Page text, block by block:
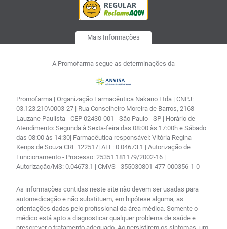
Mais Informações
A Promofarma segue as determinações da
Promofarma | Organização Farmacêutica Nakano Ltda | CNPJ:
03.123.210\0003-27 | Rua Conselheiro Moreira de Barros, 2168 -
Lauzane Paulista - CEP 02430-001 - São Paulo - SP | Horário de
Atendimento: Segunda à Sexta-feira das 08:00 às 17:00h e Sábado
das 08:00 às 14:30| Farmacêutica responsável: Vitória Regina
Kenps de Souza CRF 122517| AFE: 0.04673.1 | Autorização de
Funcionamento - Processo: 25351.181179/2002-16 |
Autorização/MS: 0.04673.1 | CMVS - 355030801-477-000356-1-0
As informações contidas neste site não devem ser usadas para
automedicação e não substituem, em hipótese alguma, as
orientações dadas pelo profissional da área médica. Somente o
médico está apto a diagnosticar qualquer problema de saúde e